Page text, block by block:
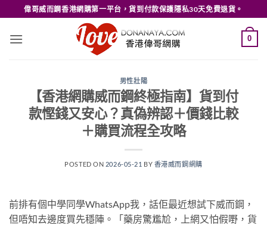
to
content
偉哥威而鋼香港網購第一平台，貨到付款保護隱私30天免費退貨。
0
男性壯陽
【香港網購威而鋼終極指南】貨到付
款慳錢又安心？真偽辨認＋價錢比較
＋購買流程全攻略
POSTED ON 2026-05-21 BY 香港威而鋼網購
前排有個中學同學WhatsApp我，話佢最近想試下威而鋼，
但唔知去邊度買先穩陣。「藥房驚尷尬，上網又怕假嘢，貨